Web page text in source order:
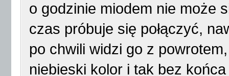
o godzinie miodem nie może
czas próbuje się połączyć,
po chwili widzi go z
niebieski kolor i tak bez